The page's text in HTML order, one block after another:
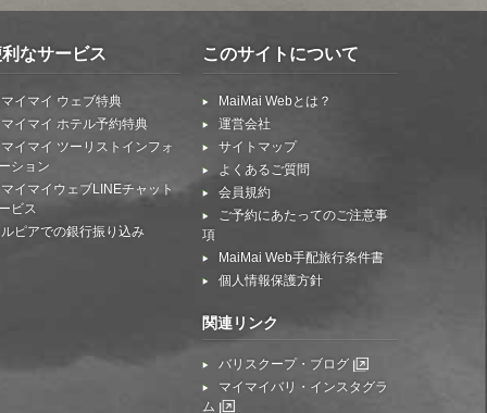
なサービス
マイマイ ウェブ特典
マイマイ ホテル予約特典
マイマイ ツーリストインフォ
ション
マイマイウェブLINEチャット
ビス
ルピアでの銀行振り込み
このサイトについて
MaiMai Webとは？
運営会社
サイトマップ
よくあるご質問
会員規約
ご予約にあたってのご注意事
項
MaiMai Web手配旅行条件書
個人情報保護方針
関連リンク
バリスクープ・ブログ
マイマイバリ・インスタグラ
ム